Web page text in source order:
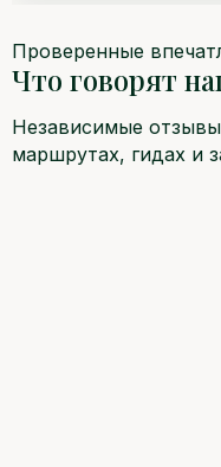
Проверенные
Что говорят
Независимые
маршрутах, гидах и